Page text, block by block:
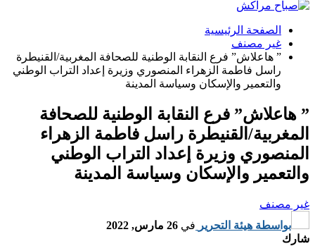
الصفحة الرئيسية
غير مصنف
” هاعلاش” فرع النقابة الوطنية للصحافة المغربية/القنيطرة
راسل فاطمة الزهراء المنصوري وزيرة إعداد التراب الوطني
والتعمير والإسكان وسياسة المدينة
” هاعلاش” فرع النقابة الوطنية للصحافة
المغربية/القنيطرة راسل فاطمة الزهراء
المنصوري وزيرة إعداد التراب الوطني
والتعمير والإسكان وسياسة المدينة
غير مصنف
بواسطة هيئة التحرير في 26 مارس, 2022
شارك